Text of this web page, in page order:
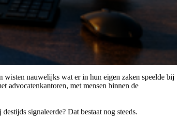
nauwelijks wat er in hun eigen zaken speelde bij
advocatenkantoren, met mensen binnen de
signaleerde? Dat bestaat nog steeds.